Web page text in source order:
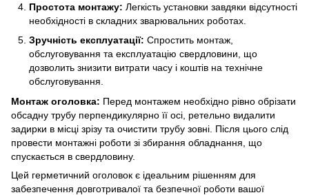
Простота монтажу: Легкість установки завдяки відсутності
необхідності в складних зварювальних роботах.
Зручність експлуатації: Спростить монтаж,
обслуговування та експлуатацію свердловини, що
дозволить знизити витрати часу і коштів на технічне
обслуговування.
Монтаж оголовка: Перед монтажем необхідно рівно обрізати
обсадну трубу перпендикулярно її осі, ретельно видалити
задирки в місці зрізу та очистити трубу зовні. Після цього слід
провести монтажні роботи зі збирання обладнання, що
спускається в свердловину.
Цей герметичний оголовок є ідеальним рішенням для
забезпечення довготривалої та безпечної роботи вашої